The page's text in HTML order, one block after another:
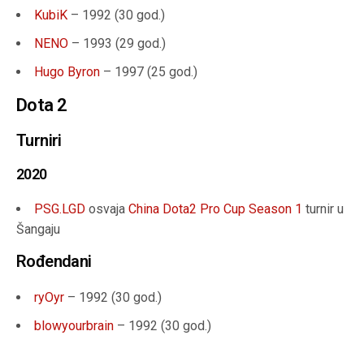
KubiK – 1992 (30 god.)
NENO – 1993 (29 god.)
Hugo Byron – 1997 (25 god.)
Dota 2
Turniri
2020
PSG.LGD osvaja China Dota2 Pro Cup Season 1 turnir u
Šangaju
Rođendani
ryOyr – 1992 (30 god.)
blowyourbrain – 1992 (30 god.)